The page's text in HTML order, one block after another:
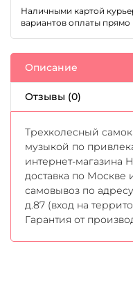
Наличными картой
вариантов оплаты прямо
Описание
Отзывы (0)
Трехколесный
музыкой по
интернет-магазина
доставка по
самовывоз по
д.87 (вход на
Гарантия от